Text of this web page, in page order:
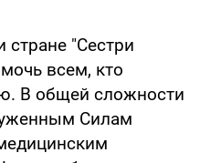
"Сестри
всем, кто
В общей сложности
Силам